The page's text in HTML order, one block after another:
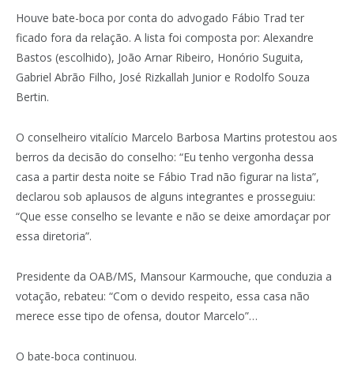
Houve bate-boca por conta do advogado Fábio Trad ter
ficado fora da relação. A lista foi composta por: Alexandre
Bastos (escolhido), João Arnar Ribeiro, Honório Suguita,
Gabriel Abrão Filho, José Rizkallah Junior e Rodolfo Souza
Bertin.
O conselheiro vitalício Marcelo Barbosa Martins protestou aos
berros da decisão do conselho: “Eu tenho vergonha dessa
casa a partir desta noite se Fábio Trad não figurar na lista”,
declarou sob aplausos de alguns integrantes e prosseguiu:
“Que esse conselho se levante e não se deixe amordaçar por
essa diretoria”.
Presidente da OAB/MS, Mansour Karmouche, que conduzia a
votação, rebateu: “Com o devido respeito, essa casa não
merece esse tipo de ofensa, doutor Marcelo”…
O bate-boca continuou.